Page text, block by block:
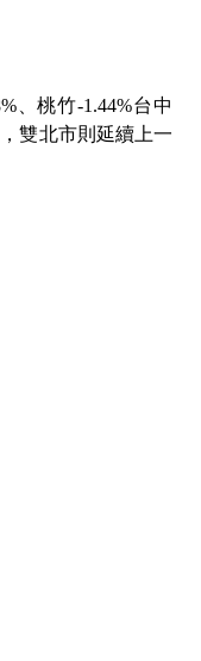
、桃竹-1.44%台中
雙北市則延續上一